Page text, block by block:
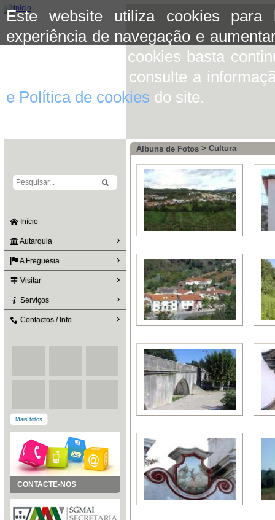
Este website utiliza cookies para
experiência de navegação e
aceitar o uso de cookies basta
mais informação consulte a
e Política de cookies do site.
Início
Autarquia
A Freguesia
Visitar
Serviços
Contactos / Info
Mais fotos
CONTACTE-NOS
Álbuns de Fotos > Cultura